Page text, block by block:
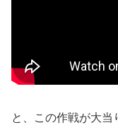
と、この作戦が大